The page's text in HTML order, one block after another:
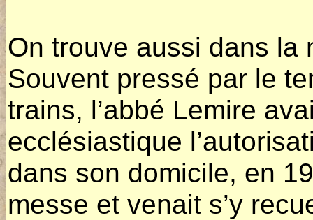
On trouve aussi dans
Souvent pressé par le
trains, l’abbé Lemire
ecclésiastique
dans son domicile, en
messe et venait s’y